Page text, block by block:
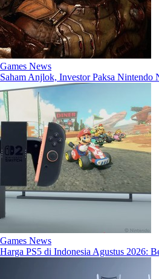
Games News
Saham Anjlok, Investor Paksa Nintendo
Games News
Harga PS5 di Indonesia Agustus 2026: